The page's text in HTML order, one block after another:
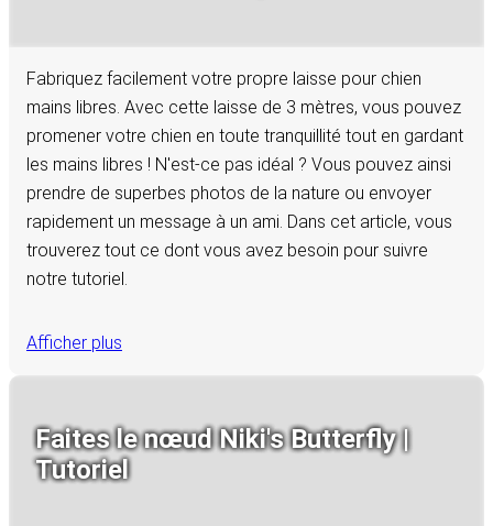
Fabriquez facilement votre propre laisse pour chien
mains libres. Avec cette laisse de 3 mètres, vous pouvez
promener votre chien en toute tranquillité tout en gardant
les mains libres ! N'est-ce pas idéal ? Vous pouvez ainsi
prendre de superbes photos de la nature ou envoyer
rapidement un message à un ami. Dans cet article, vous
trouverez tout ce dont vous avez besoin pour suivre
notre tutoriel.
Afficher plus
Faites le nœud Niki's Butterfly |
Tutoriel